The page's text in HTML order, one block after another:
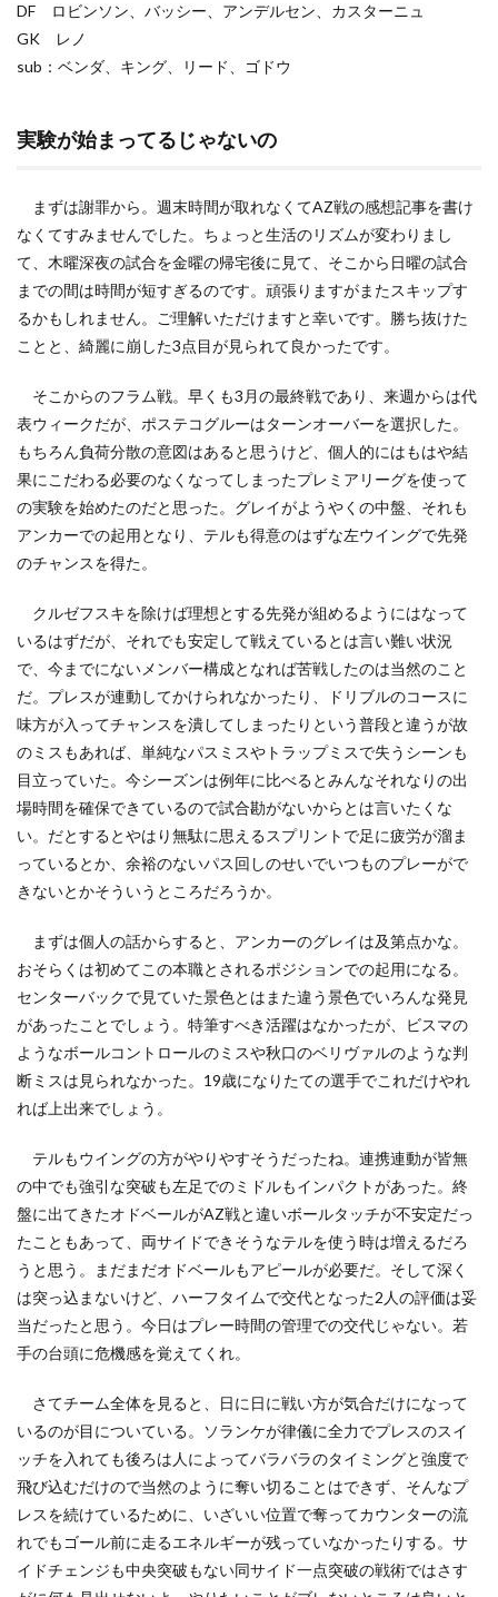
DF ロビンソン、バッシー、アンデルセン、カスターニュ
GK レノ
sub：ベンダ、キング、リード、ゴドウ
実験が始まってるじゃないの
まずは謝罪から。週末時間が取れなくてAZ戦の感想記事を書け
なくてすみませんでした。ちょっと生活のリズムが変わりまし
て、木曜深夜の試合を金曜の帰宅後に見て、そこから日曜の試合
までの間は時間が短すぎるのです。頑張りますがまたスキップす
るかもしれません。ご理解いただけますと幸いです。勝ち抜けた
ことと、綺麗に崩した3点目が見られて良かったです。
そこからのフラム戦。早くも3月の最終戦であり、来週からは代
表ウィークだが、ポステコグルーはターンオーバーを選択した。
もちろん負荷分散の意図はあると思うけど、個人的にはもはや結
果にこだわる必要のなくなってしまったプレミアリーグを使って
の実験を始めたのだと思った。グレイがようやくの中盤、それも
アンカーでの起用となり、テルも得意のはずな左ウイングで先発
のチャンスを得た。
クルゼフスキを除けば理想とする先発が組めるようにはなって
いるはずだが、それでも安定して戦えているとは言い難い状況
で、今までにないメンバー構成となれば苦戦したのは当然のこと
だ。プレスが連動してかけられなかったり、ドリブルのコースに
味方が入ってチャンスを潰してしまったりという普段と違うが故
のミスもあれば、単純なパスミスやトラップミスで失うシーンも
目立っていた。今シーズンは例年に比べるとみんなそれなりの出
場時間を確保できているので試合勘がないからとは言いたくな
い。だとするとやはり無駄に思えるスプリントで足に疲労が溜ま
っているとか、余裕のないパス回しのせいでいつものプレーがで
きないとかそういうところだろうか。
まずは個人の話からすると、アンカーのグレイは及第点かな。
おそらくは初めてこの本職とされるポジションでの起用になる。
センターバックで見ていた景色とはまた違う景色でいろんな発見
があったことでしょう。特筆すべき活躍はなかったが、ビスマの
ようなボールコントロールのミスや秋口のベリヴァルのような判
断ミスは見られなかった。19歳になりたての選手でこれだけやれ
れば上出来でしょう。
テルもウイングの方がやりやすそうだったね。連携連動が皆無
の中でも強引な突破も左足でのミドルもインパクトがあった。終
盤に出てきたオドベールがAZ戦と違いボールタッチが不安定だっ
たこともあって、両サイドできそうなテルを使う時は増えるだろ
うと思う。まだまだオドベールもアピールが必要だ。そして深く
は突っ込まないけど、ハーフタイムで交代となった2人の評価は妥
当だったと思う。今日はプレー時間の管理での交代じゃない。若
手の台頭に危機感を覚えてくれ。
さてチーム全体を見ると、日に日に戦い方が気合だけになって
いるのが目についている。ソランケが律儀に全力でプレスのスイ
ッチを入れても後ろは人によってバラバラのタイミングと強度で
飛び込むだけので当然のように奪い切ることはできず、そんなプ
レスを続けているために、いざいい位置で奪ってカウンターの流
れでもゴール前に走るエネルギーが残っていなかったりする。サ
イドチェンジも中央突破もない同サイド一点突破の戦術ではさす